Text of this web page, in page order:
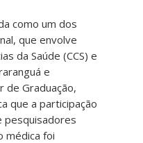
como um dos
que envolve
da Saúde (CCS) e
e
de Graduação,
que a participação
pesquisadores
médica foi